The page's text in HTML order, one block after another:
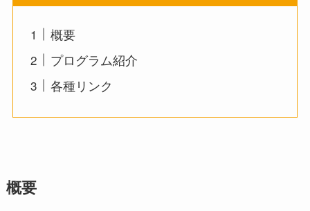
概要
プログラム紹介
各種リンク
概要